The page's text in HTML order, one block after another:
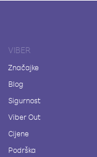
VIBER
Značajke
Blog
Sigurnost
Viber Out
Cijene
Podrška